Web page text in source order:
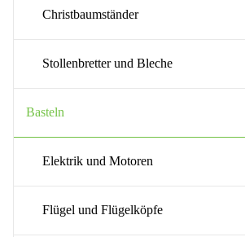
Christbaumständer
Stollenbretter und Bleche
Basteln
Elektrik und Motoren
Flügel und Flügelköpfe